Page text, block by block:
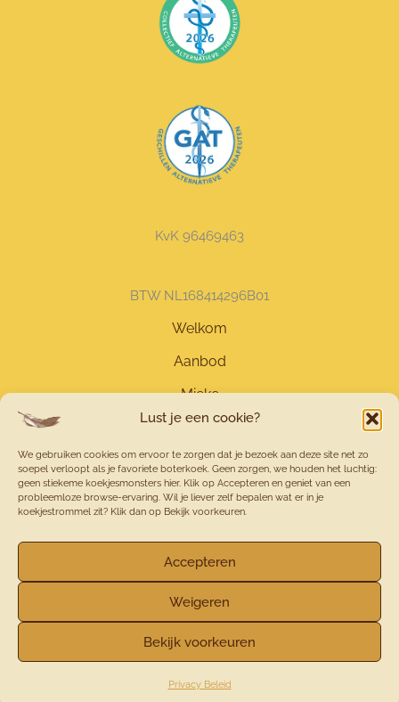
Lust je een cookie?
We gebruiken cookies om ervoor te zorgen dat je bezoek aan deze site net zo
soepel verloopt als je favoriete boterkoek. Geen zorgen, we houden het luchtig:
geen stiekeme koekjesmonsters hier. Klik op Accepteren en geniet van een
probleemloze browse-ervaring. Wil je liever zelf bepalen wat er in je
koekjestrommel zit? Klik dan op Bekijk voorkeuren.
Accepteren
Weigeren
Bekijk voorkeuren
Privacy Beleid
KvK 96469463
BTW NL168414296B01
Welkom
Aanbod
Mieke
Contact
Tarieven
Blog
© 2026 - Jouw Eigen Veerkracht
Privacybeleid